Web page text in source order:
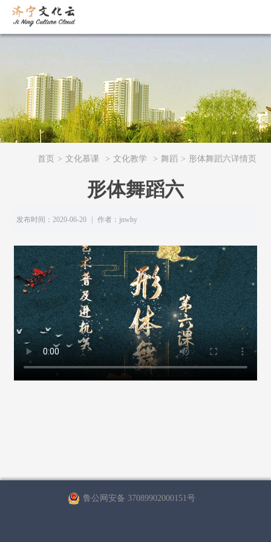
首页 > 文化慕课 > 文化教学 > 舞蹈 > 形体舞蹈六详情页
形体舞蹈六
发布时间：2020-06-20 作者：jnwhy
鲁公网安备 37089902000151号